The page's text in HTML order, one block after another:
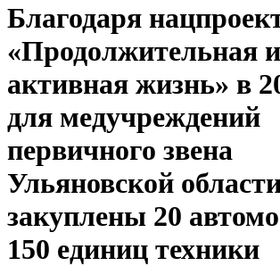
Благодаря
«Продолжительная и
активная жизнь» в
для медучреждений
первичного звена
Ульяновской
закуплены 20
150 единиц техники